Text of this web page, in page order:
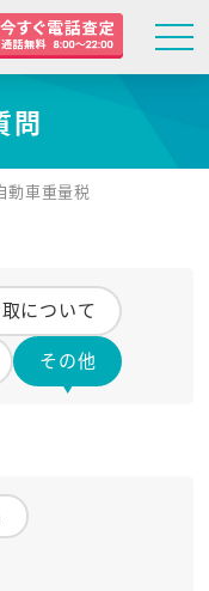
問
動車重量税
について
その他